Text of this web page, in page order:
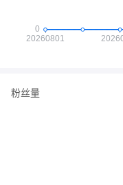
粉丝量